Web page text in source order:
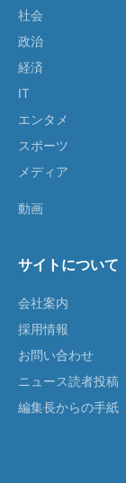
社会
政治
経済
IT
エンタメ
スポーツ
メディア
動画
サイトについて
会社案内
採用情報
お問い合わせ
ニュース読者投稿
編集長からの手紙